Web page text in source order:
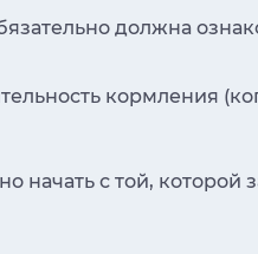
должна
кормления
начать с той, которой